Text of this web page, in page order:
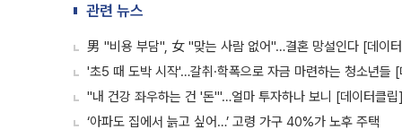
관련 뉴스
男 "비용 부담", 女 "맞는 사람 없어"…결혼 망설인다 [데이
'초5 때 도박 시작'…갈취·학폭으로 자금 마련하는 청소년들
"내 건강 좌우하는 건 '돈'"…얼마 투자하나 보니 [데이터클립]
‘아파도 집에서 늙고 싶어…’ 고령 가구 40%가 노후 주택